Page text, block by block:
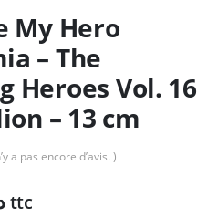
My Hero
– The
Heroes Vol. 16
– 13 cm
a pas encore d’avis. )
ttc